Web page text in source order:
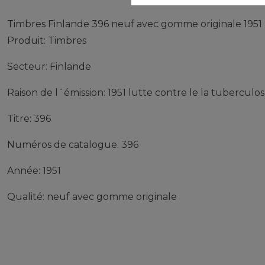
Timbres Finlande 396 neuf avec gomme originale
Produit: Timbres
Secteur: Finlande
Raison de l´émission: 1951 lutte contre le la
Titre: 396
Numéros de catalogue: 396
Année: 1951
Qualité: neuf avec gomme originale